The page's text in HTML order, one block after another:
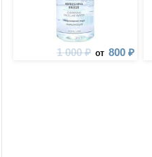
1 000 ₽ от 800 ₽